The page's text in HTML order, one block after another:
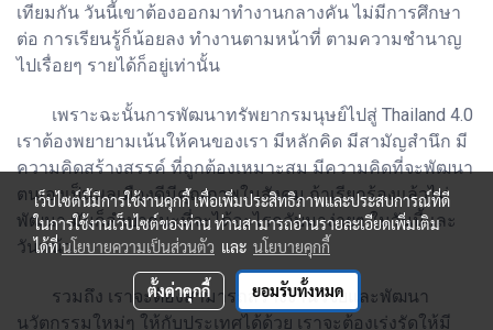
เทียมกัน วันนี้เขาต้องออกมาทำงานกลางคัน ไม่มีการศึกษา
ต่อ การเรียนรู้ก็น้อยลง ทำงานตามหน้าที่ ตามความชำนาญ
ไปเรื่อยๆ รายได้ก็อยู่เท่านั้น
เพราะฉะนั้นการพัฒนาทรัพยากรมนุษย์ไปสู่ Thailand 4.0
เราต้องพยายามเน้นให้คนของเรา มีหลักคิด มีสามัญสำนึก มี
ความคิดสร้างสรรค์ ที่ถูกต้องเหมาะสม มีความคิดที่จะพัฒนา
ตนเองเป็นพลเมืองดีมีคุณภาพในสังคม ถ้าเรียกร้องแล้วไม่
พัฒนา มันก็ลำบากนะที่จะได้อะไรกลับมาง่ายๆ ในวันนี้และ
วันหน้า
รวมถึง เราจะต้องสามารถสร้างงานวิจัยและพัฒนา
นวัตกรรมใหม่ๆ ให้กับประเทศได้ด้วย เราจะต้องเร่งรัดให้มี
เว็บไซต์นี้มีการใช้งานคุกกี้ เพื่อเพิ่มประสิทธิภาพและประสบการณ์ที่ดี
ในการใช้งานเว็บไซต์ของท่าน ท่านสามารถอ่านรายละเอียดเพิ่มเติม
ได้ที่นโยบายความเป็นส่วนตัว และ นโยบายคุกกี้
ตั้งค่าคุกกี้ ยอมรับทั้งหมด